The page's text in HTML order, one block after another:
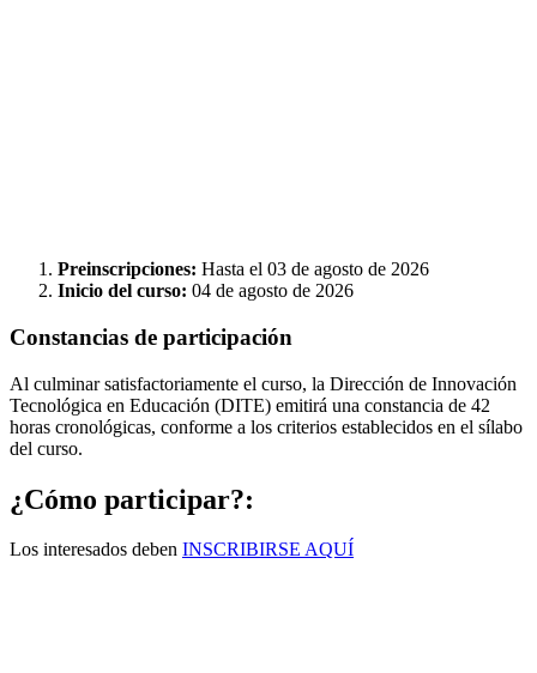
Preinscripciones: Hasta el 03 de agosto de 2026
Inicio del curso: 04 de agosto de 2026
Constancias de participación
Al culminar satisfactoriamente el curso, la Dirección de Innovación
Tecnológica en Educación (DITE) emitirá una constancia de 42
horas cronológicas, conforme a los criterios establecidos en el sílabo
del curso.
¿Cómo participar?:
Los interesados deben INSCRIBIRSE AQUÍ